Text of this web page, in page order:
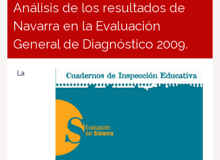
Análisis de los resultados de
Navarra en la Evaluación
General de Diagnóstico 2009.
La